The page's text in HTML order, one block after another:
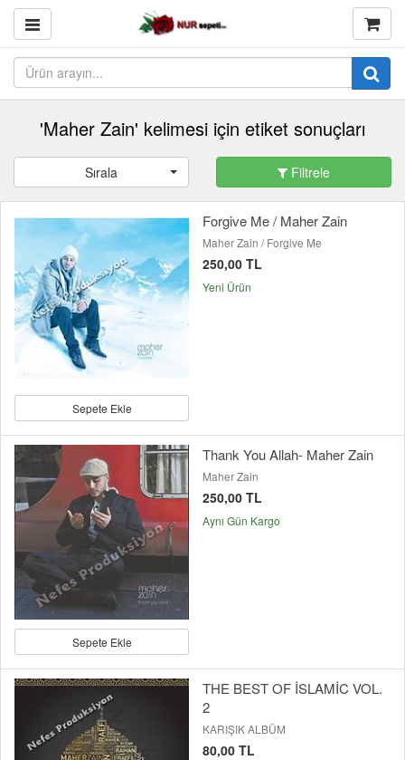
'Maher Zain' kelimesi için etiket sonuçları
Sırala Filtrele
Sepete Ekle
Forgive Me / Maher Zain
Maher Zain / Forgive Me
250,00 TL
Yeni Ürün
Sepete Ekle
Thank You Allah- Maher Zain
Maher Zain
250,00 TL
Aynı Gün Kargo
THE BEST OF İSLAMİC VOL.
2
KARIŞIK ALBÜM
80,00 TL